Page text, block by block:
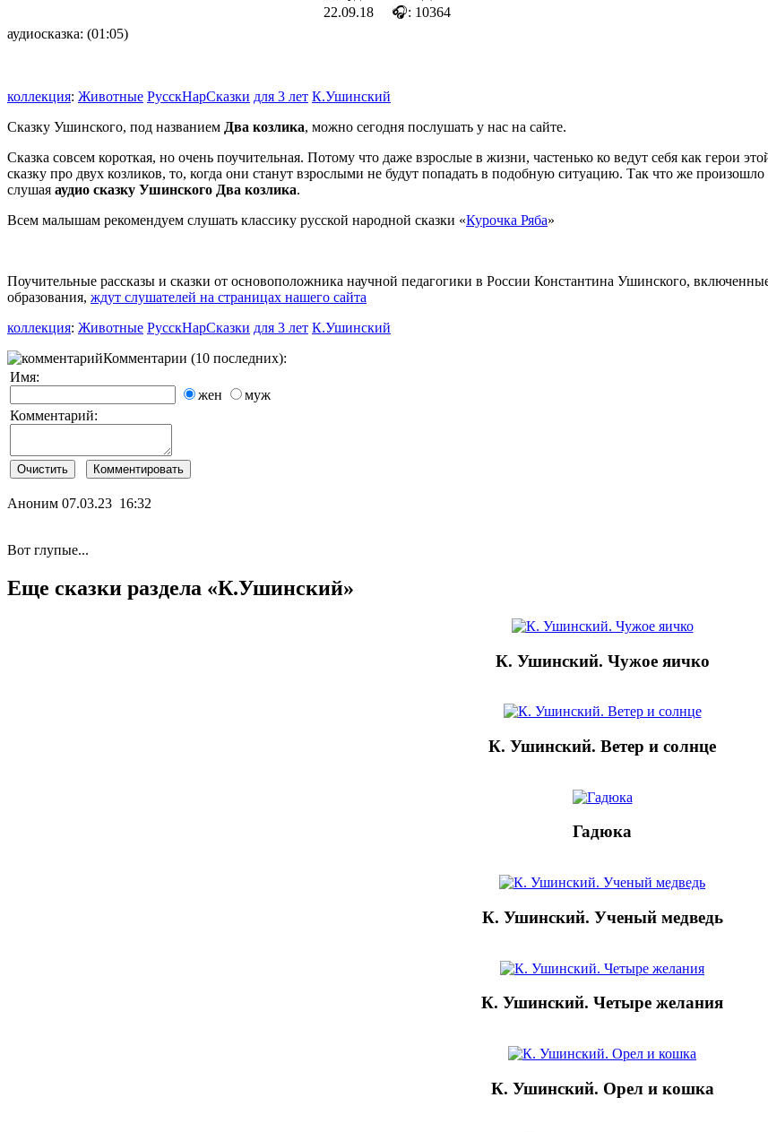
22.09.18
🎧: 10364
аудиосказка: (01:05)
коллекция: Животные РусскНарСказки для 3 лет К.Ушинский
Сказку Ушинского, под названием Два козлика, можно сегодня послушать у нас на сайте.
Сказка совсем короткая, но очень поучительная. Потому что даже взрослые в жизни, частенько ко ведут себя как герои
сказку про двух козликов, то, когда они станут взрослыми не будут попадать в подобную ситуацию. Так что же
слушая аудио сказку Ушинского Два козлика.
Всем малышам рекомендуем слушать классику русской народной сказки «Курочка Ряба»
Поучительные рассказы и сказки от основоположника научной педагогики в России Константина Ушинского,
образования, ждут слушателей на страницах нашего сайта
коллекция: Животные РусскНарСказки для 3 лет К.Ушинский
Комментарии (10 последних):
Имя:
жен
муж
Комментарий:
Аноним 07.03.23 16:32
Вот глупые...
Еще сказки раздела «К.Ушинский»
К. Ушинский. Чужое яичко
К. Ушинский. Ветер и солнце
Гадюка
К. Ушинский. Ученый медведь
К. Ушинский. Четыре желания
К. Ушинский. Орел и кошка